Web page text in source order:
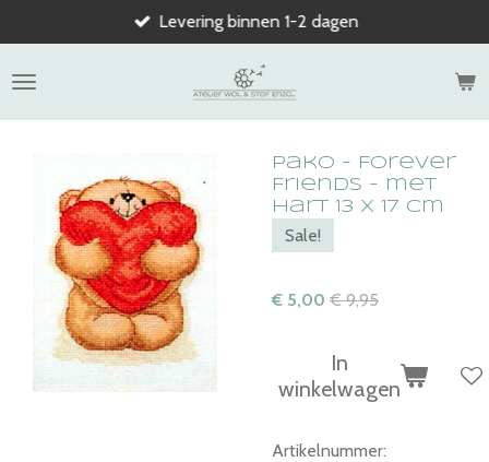
direct
naar
Levering binnen 1-2 dagen
Pako - Forever
Friends - met
hart 13 x 17 cm
Sale!
€ 5,00 € 9,95
In
winkelwagen
Artikelnummer: